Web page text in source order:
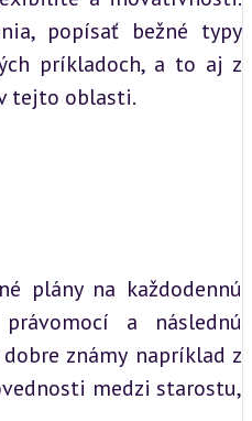
popísať bežné typy
príkladoch, a to aj z
tejto oblasti.
plány na každodennú
a následnú
známy napríklad z
medzi starostu,